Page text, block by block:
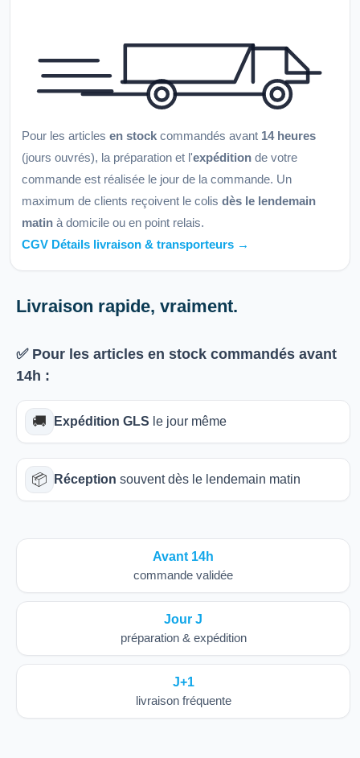
Pour les articles en stock commandés avant 14 heures
(jours ouvrés), la préparation et l'expédition de votre
commande est réalisée le jour de la commande. Un
maximum de clients reçoivent le colis dès le lendemain
matin à domicile ou en point relais.
CGV Détails livraison & transporteurs →
Livraison rapide, vraiment.
✅ Pour les articles en stock commandés avant
14h :
🚚 Expédition GLS le jour même
📦 Réception souvent dès le lendemain matin
Avant 14h
commande validée
Jour J
préparation & expédition
J+1
livraison fréquente